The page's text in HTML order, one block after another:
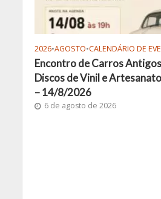
2026•AGOSTO•CALENDÁRIO DE
Encontro de Carros
Discos de Vinil e
– 14/8/2026
6 de agosto de 2026